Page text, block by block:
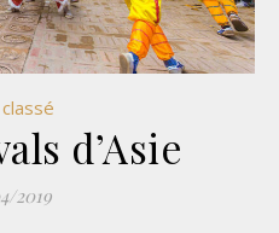
d’Asie
2019